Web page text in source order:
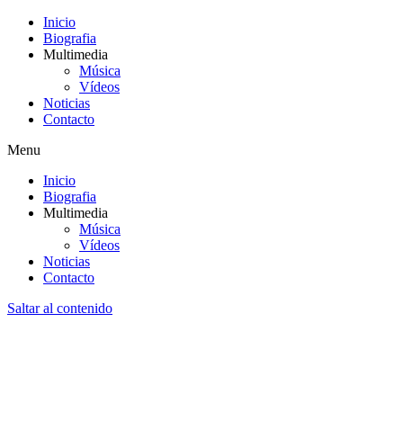
Inicio
Biografia
Multimedia
Música
Vídeos
Noticias
Contacto
Menu
Inicio
Biografia
Multimedia
Música
Vídeos
Noticias
Contacto
Saltar al contenido